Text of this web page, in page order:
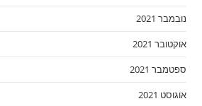
נובמבר 2021
אוקטובר 2021
ספטמבר 2021
אוגוסט 2021